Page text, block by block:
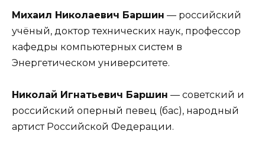
Михаил Николаевич Баршин — российский
учёный, доктор технических наук, профессор
кафедры компьютерных систем в
Энергетическом университете.
Николай Игнатьевич Баршин — советский и
российский оперный певец (бас), народный
артист Российской Федерации.